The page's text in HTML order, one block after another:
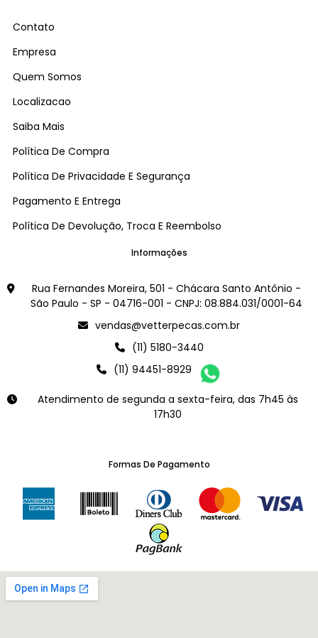
Contato
Empresa
Quem Somos
Localizacao
Saiba Mais
Política De Compra
Política De Privacidade E Segurança
Pagamento E Entrega
Política De Devolução, Troca E Reembolso
Informações
Rua Fernandes Moreira, 501 - Chácara Santo Antônio -
São Paulo - SP - 04716-001 - CNPJ: 08.884.031/0001-64
vendas@vetterpecas.com.br
(11) 5180-3440
(11) 94451-8929
Atendimento de segunda a sexta-feira, das 7h45 às
17h30
Formas De Pagamento